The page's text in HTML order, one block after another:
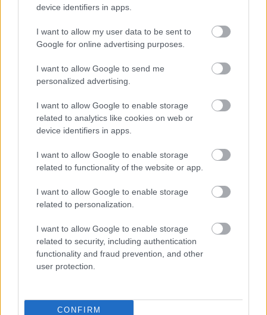
device identifiers in apps.
I want to allow my user data to be sent to
Google for online advertising purposes.
I want to allow Google to send me
personalized advertising.
I want to allow Google to enable storage
related to analytics like cookies on web or
device identifiers in apps.
I want to allow Google to enable storage
related to functionality of the website or app.
I want to allow Google to enable storage
related to personalization.
I want to allow Google to enable storage
related to security, including authentication
functionality and fraud prevention, and other
user protection.
CONFIRM
Palvelutarjonta
ALV-laskelmat, ilmoitukset verottajalle ja
tilinpäätökset
Juridiset palvelut
Kriisiyritysten hallinta
Lakisääteinen kirjanpito
Liiketoiminnan kehittämispalvelut (esim.
verosuunnittelu)
Myyntilaskuihin liittyvät palvelut
Palkkahallinnon palvelut
Sisäinen laskenta
Talouskonsultointi (esim. tunnuslukujen
Talouspäällikköpalvelut